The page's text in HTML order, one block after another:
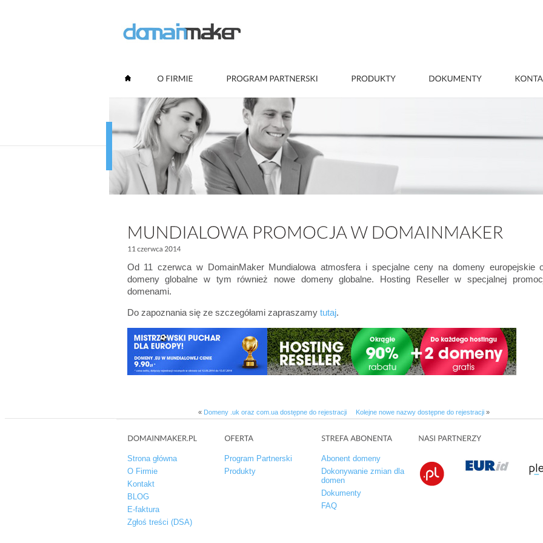
Od 11 czerwca w DomainMaker Mundialowa atmosfera i specjalne ceny na domeny europejskie
domeny globalne w tym również nowe domeny globalne. Hosting Reseller w specjalnej
domenami.
Do zapoznania się ze szczegółami zapraszamy tutaj.
« Domeny .uk oraz com.ua dostępne do rejestracji Kolejne nowe nazwy dostępne do rejestracji»
Strona główna
O Firmie
Kontakt
BLOG
E-faktura
Zgłoś treści (DSA)
Program Partnerski
Produkty
Abonent domeny
Dokonywanie zmian dla
domen
Dokumenty
FAQ